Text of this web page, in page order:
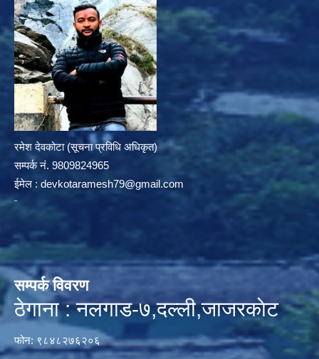
रमेश देवकोटा (सूचना प्रविधि अधिकृत)
सम्पर्क न‌ं. 9809824965
ईमेल : devkotaramesh79@gmail.com
सम्पर्क विवरण
ठेगाना : नलगाड-७,दल्ली,जाजरकाेट
फोन: ९८४८२७६२०६